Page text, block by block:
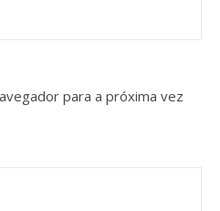
para a próxima vez